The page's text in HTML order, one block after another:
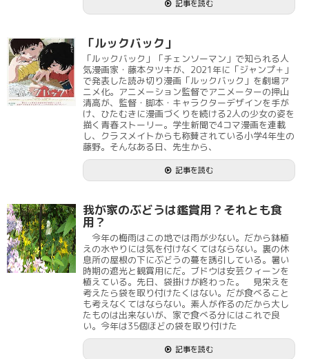
記事を読む
「ルックバック」
「ルックバック」「チェンソーマン」で知られる人
気漫画家・藤本タツキが、2021年に「ジャンプ＋」
で発表した読み切り漫画「ルックバック」を劇場ア
ニメ化。アニメーション監督でアニメーターの押山
清高が、監督・脚本・キャラクターデザインを手が
け、ひたむきに漫画づくりを続ける2人の少女の姿を
描く青春ストーリー。学生新聞で4コマ漫画を連載
し、クラスメイトからも称賛されている小学4年生の
藤野。そんなある日、先生から、
記事を読む
我が家のぶどうは鑑賞用？それとも食
用？
今年の梅雨はこの地では雨が少ない。だから鉢植
えの水やりには気を付けなくてはならない。裏の休
息所の屋根の下にぶどうの蔓を誘引している。暑い
時期の遮光と観賞用にだ。ブドウは安芸クィーンを
植えている。先日、袋掛けが終わった。 見栄えを
考えたら袋を取り付けたくはない。だが食べること
も考えなくてはならない。素人が作るのだから大し
たものは出来ないが、家で食べる分にはこれで良
い。今年は35個ほどの袋を取り付けた
記事を読む